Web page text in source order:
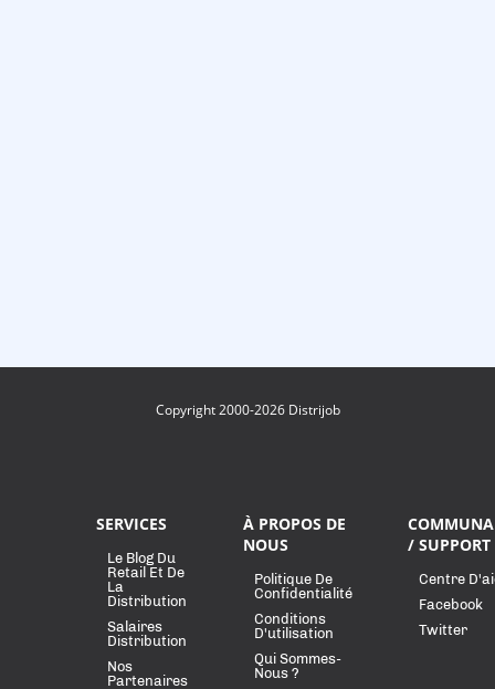
Copyright 2000-2026 Distrijob
SERVICES
Le Blog Du
Retail Et De
La
Distribution
Salaires
Distribution
Nos
Partenaires
À PROPOS DE
NOUS
Politique De
Confidentialité
Conditions
D'utilisation
Qui Sommes-
Nous ?
/ SUPPORT
Centre
Facebook
Twitter